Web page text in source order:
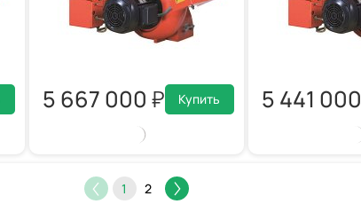
5 667 000 Купить 5 441 000
1 2